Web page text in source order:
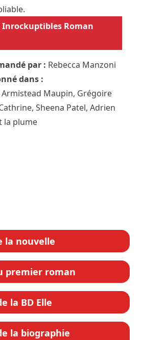
Roman
par : Rebecca Manzoni
dans :
Maupin, Grégoire
Sheena Patel, Adrien
la plume
la nouvelle
premier roman
la BD Elle
la biographie